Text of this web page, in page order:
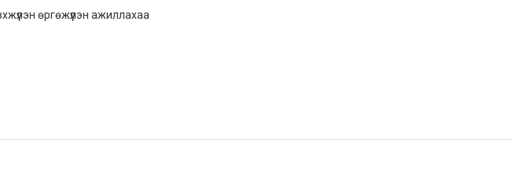
өргөжүүлэн ажиллахаа